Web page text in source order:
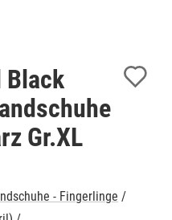
Black
Gr.XL
- Fingerlinge /